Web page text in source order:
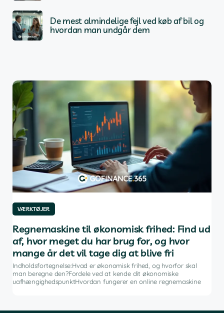
De mest almindelige fejl ved køb af bil og
hvordan man undgår dem
VÆRKTØJER
Regnemaskine til økonomisk frihed: Find ud
af, hvor meget du har brug for, og hvor
mange år det vil tage dig at blive fri
Indholdsfortegnelse:Hvad er økonomisk frihed, og hvorfor skal
man beregne den?Fordele ved at kende dit økonomiske
uafhængighedspunktHvordan fungerer en online regnemaskine